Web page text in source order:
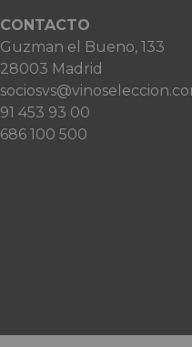
CONTACTO
Guzman el Bueno, 133
28003 Madrid
91 453 93 00
686 100 500